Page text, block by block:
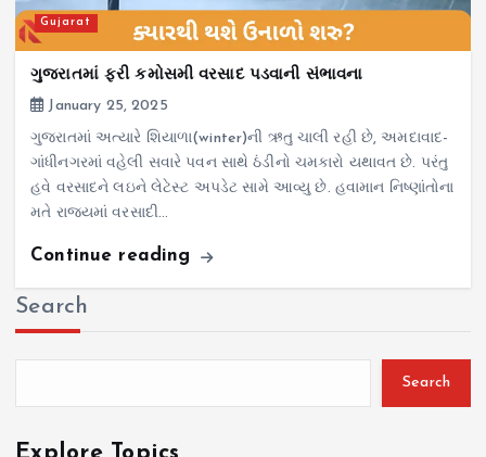
Gujarat
ગુજરાતમાં ફરી કમોસમી વરસાદ પડવાની સંભાવના
January 25, 2025
ગુજરાતમાં અત્યારે શિયાળા(winter)ની ઋતુ ચાલી રહી છે, અમદાવાદ-
ગાંધીનગરમાં વહેલી સવારે પવન સાથે ઠંડીનો ચમકારો યથાવત છે. પરંતુ
હવે વરસાદને લઇને લેટેસ્ટ અપડેટ સામે આવ્યુ છે. હવામાન નિષ્ણાંતોના
મતે રાજ્યમાં વરસાદી…
Continue reading
Search
Search